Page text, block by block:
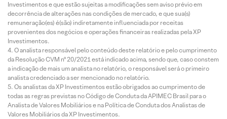
Investimentos e que estão sujeitas a modificações sem aviso prévio em
decorrência de alterações nas condições de mercado, e que sua(s)
remuneração(es) é(são) indiretamente influenciada por receitas
provenientes dos negócios e operações financeiras realizadas pela XP
Investimentos.
O analista responsável pelo conteúdo deste relatório e pelo cumprimento
da Resolução CVM nº 20/2021 está indicado acima, sendo que, caso constem
a indicação de mais um analista no relatório, o responsável será o primeiro
analista credenciado a ser mencionado no relatório.
Os analistas da XP Investimentos estão obrigados ao cumprimento de
todas as regras previstas no Código de Conduta da APIMEC Brasil para o
Analista de Valores Mobiliários e na Política de Conduta dos Analistas de
Valores Mobiliários da XP Investimentos.